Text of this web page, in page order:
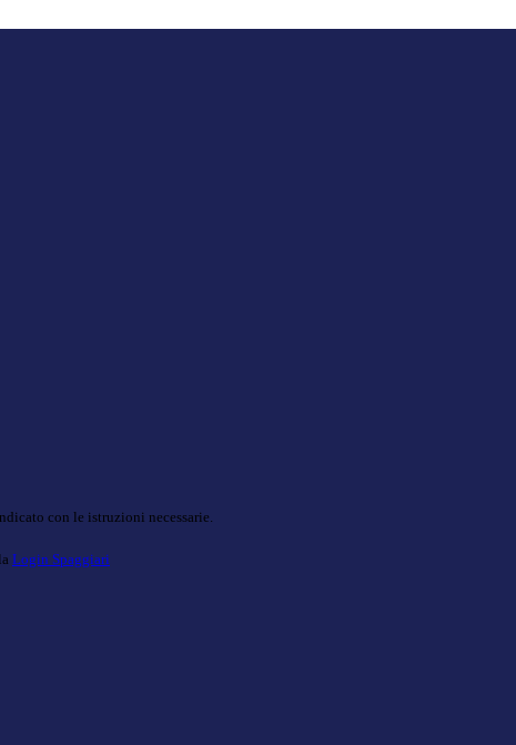
con le istruzioni necessarie.
Login Spaggiari